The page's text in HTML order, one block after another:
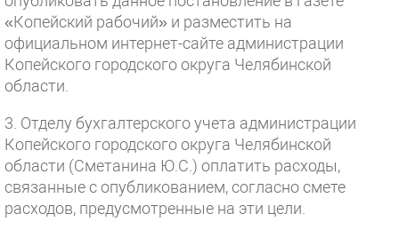
«Копейский рабочий» и разместить на
официальном интернет-сайте администрации
Копейского городского округа Челябинской
области.
3. Отделу бухгалтерского учета администрации
Копейского городского округа Челябинской
области (Сметанина Ю.С.) оплатить расходы,
связанные с опубликованием, согласно смете
расходов, предусмотренные на эти цели.